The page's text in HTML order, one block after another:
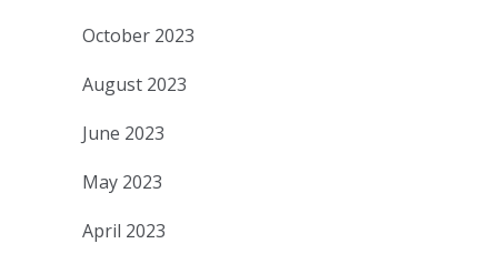
October 2023
August 2023
June 2023
May 2023
April 2023